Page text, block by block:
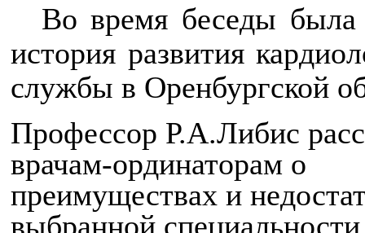
Во время беседы была
история развития
службы в Оренбургской
Профессор Р.А.Либис
врачам-ординаторам о
преимуществах и
выбранной